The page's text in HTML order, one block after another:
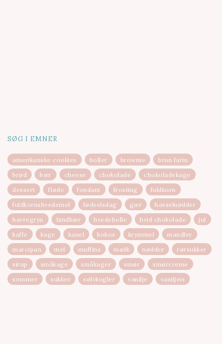
SØG I EMNER
amerikanske cookies boller brownie
brun farin
brød
bær cheese chokolade
chokoladekage
dessert
fløde fondant frosting
fuldkorn
fuldkornshvedemel
fødselsdag gær
hasselnødder
havregryn
hindbær hvedebolle hvid chokolade
jul
kaffe
kage kanel kokos krymmel
mandler
marcipan
mel muffins mælk nødder
rørsukker
sirup
småkage småkager smør
smørcreme
sommer
sukker sølvkugler vanilje vaniljeis